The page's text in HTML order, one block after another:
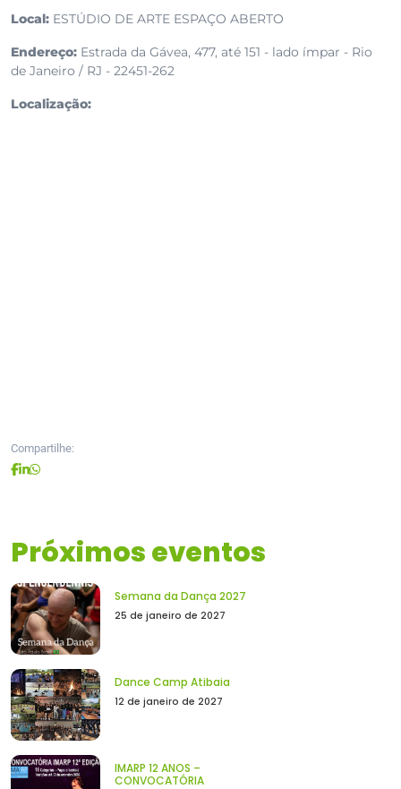
Local: ESTÚDIO DE ARTE ESPAÇO ABERTO
Endereço: Estrada da Gávea, 477, até 151 - lado ímpar - Rio
de Janeiro / RJ - 22451-262
Localização:
Compartilhe:
Próximos eventos
Semana da Dança 2027
25 de janeiro de 2027
Dance Camp Atibaia
12 de janeiro de 2027
IMARP 12 ANOS –
CONVOCATÓRIA